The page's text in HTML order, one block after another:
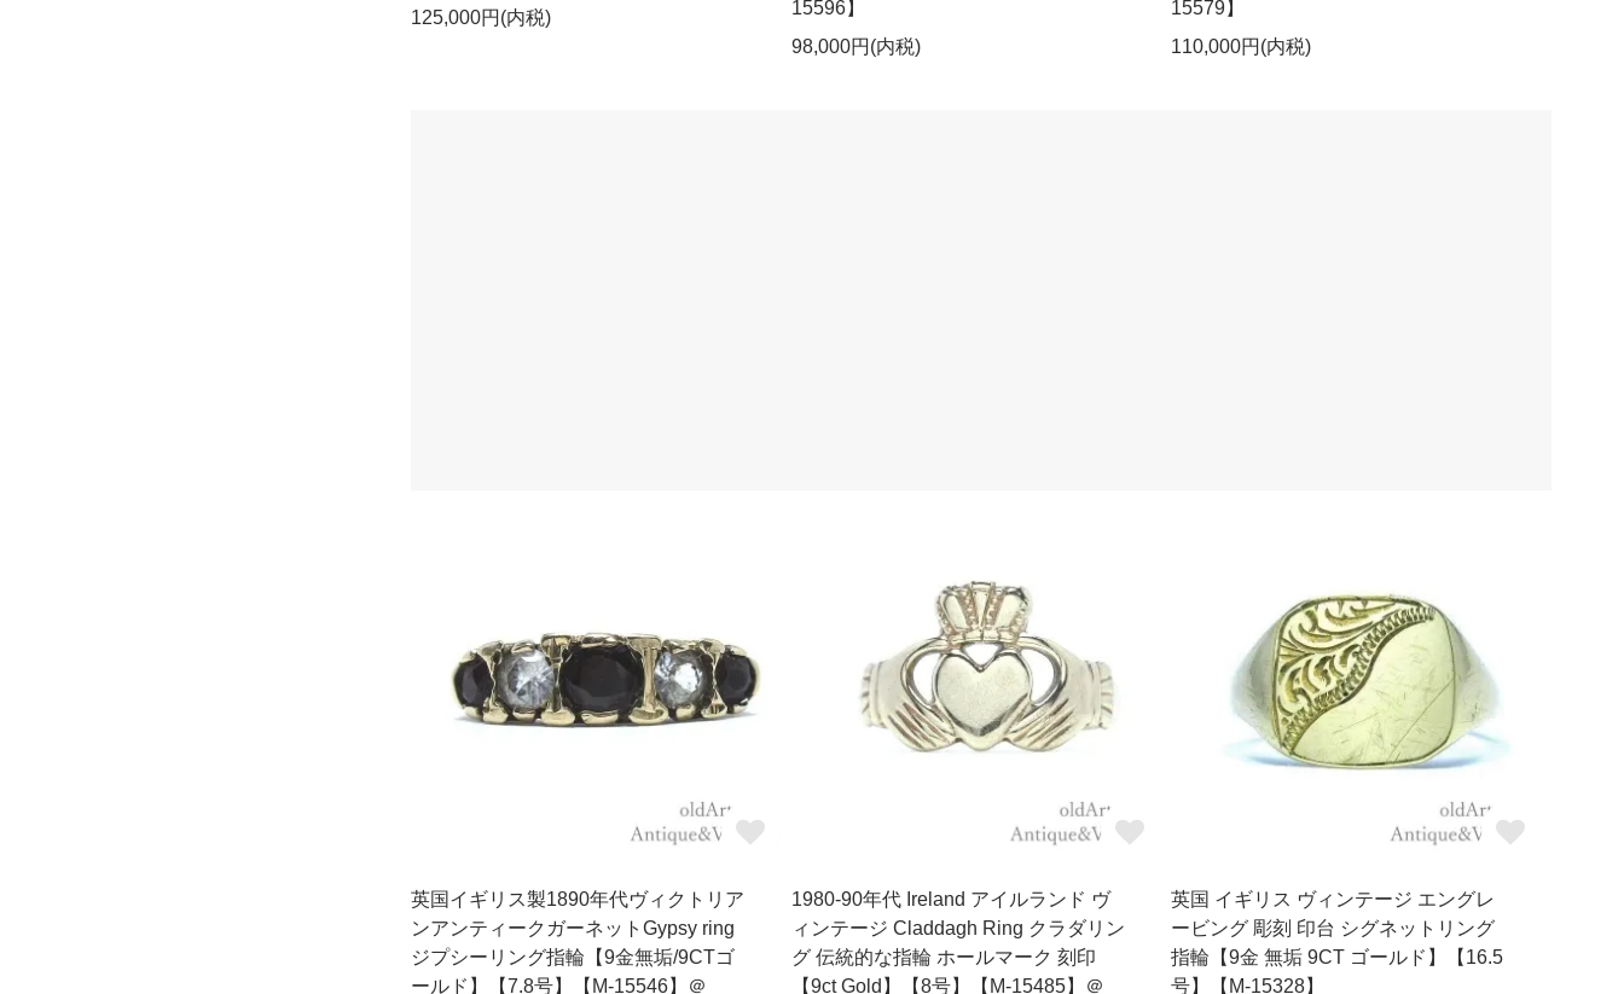
125,000円(内税)
15596】
98,000円(内税)
15579】
110,000円(内税)
英国イギリス製1890年代ヴィクトリア
ンアンティークガーネットGypsy ring
ジプシーリング指輪【9金無垢/9CTゴ
ールド】【7.8号】【M-15546】＠
1980-90年代 Ireland アイルランド ヴ
ィンテージ Claddagh Ring クラダリン
グ 伝統的な指輪 ホールマーク 刻印
【9ct Gold】【8号】【M-15485】＠
英国 イギリス ヴィンテージ エングレ
ービング 彫刻 印台 シグネットリング
指輪【9金 無垢 9CT ゴールド】【16.5
号】【M-15328】